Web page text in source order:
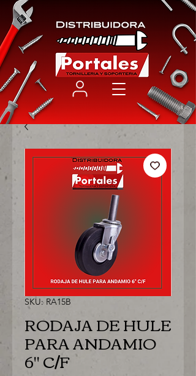
SKU: RA15B
RODAJA DE HULE
PARA ANDAMIO
6" C/F